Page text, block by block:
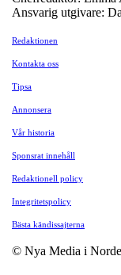
Ansvarig utgivare:
Redaktionen
Kontakta oss
Tipsa
Annonsera
Vår historia
Sponsrat innehåll
Redaktionell policy
Integritetspolicy
Bästa kändissajterna
© Nya Media i